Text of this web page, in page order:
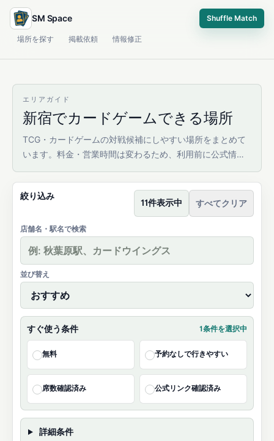
SM Space Shuffle Match
場所を探す 掲載依頼 情報修正
エリアガイド
新宿でカードゲームできる場所
TCG・カードゲームの対戦候補にしやすい場所をまとめて
います。料金・営業時間は変わるため、利用前に公式情報
絞り込み
11件表示中 すべてクリア
店舗名・駅名で検索
並び替え
すぐ使う条件 1条件を選択中
無料 予約なしで行きやすい
席数確認済み 公式リンク確認済み
詳細条件